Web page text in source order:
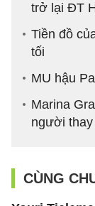
trở lại ĐT
Tiền đồ
tối
MU hậu
Marina
người thay
CÙNG